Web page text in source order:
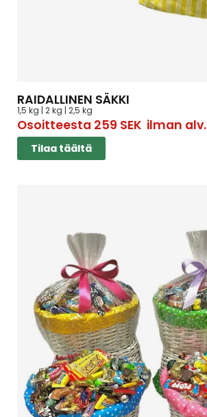
RAIDALLINEN SÄKKI
1,5 kg | 2 kg | 2,5 kg
Osoitteesta 259 SEKilman alv.
Tilaa täältä